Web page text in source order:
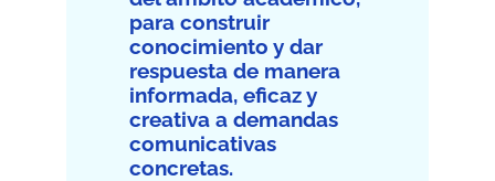
para construir
conocimiento y dar
respuesta de manera
informada, eficaz y
creativa a demandas
comunicativas
concretas.